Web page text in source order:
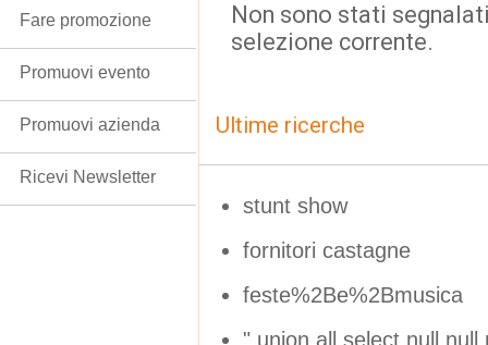
Non sono stati
selezione corrente.
Ultime ricerche
stunt show
fornitori castagne
feste%2Be%2Bmusica
" union all select
Fare promozione
Promuovi evento
Promuovi azienda
Ricevi Newsletter